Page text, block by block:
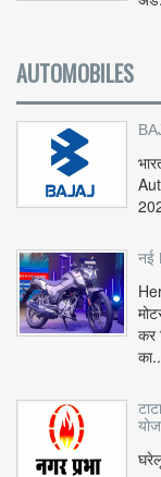
AUTOMOBILES
नई
कर